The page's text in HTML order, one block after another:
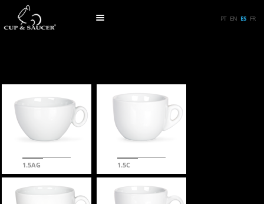
PT EN ES FR
1.5AG 1.5C